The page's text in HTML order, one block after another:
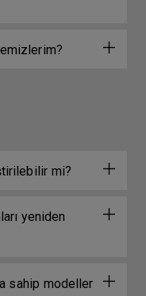
mi?
yeniden
sahip modeller